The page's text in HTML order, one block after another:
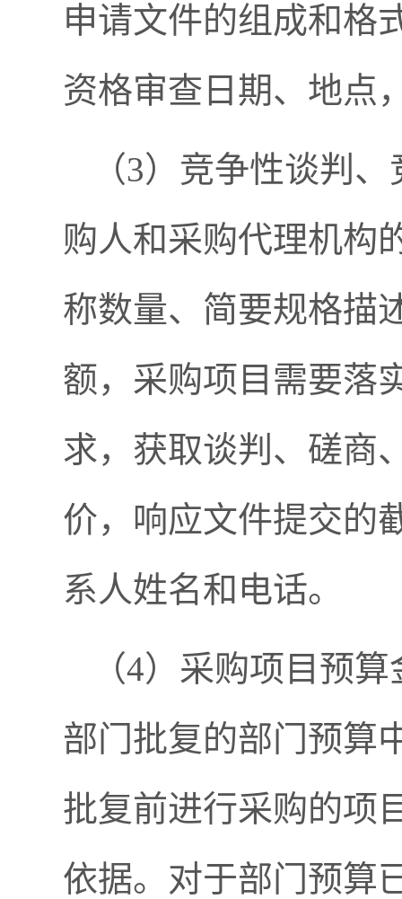
申请文件的组成和格
资格审查日期、地点
（3）竞争性谈判
购人和采购代理机构
称数量、简要规格描
额，采购项目需要落
求，获取谈判、磋商
价，响应文件提交的
系人姓名和电话。
（4）采购项目预
部门批复的部门预算
批复前进行采购的项
依据。对于部门预算